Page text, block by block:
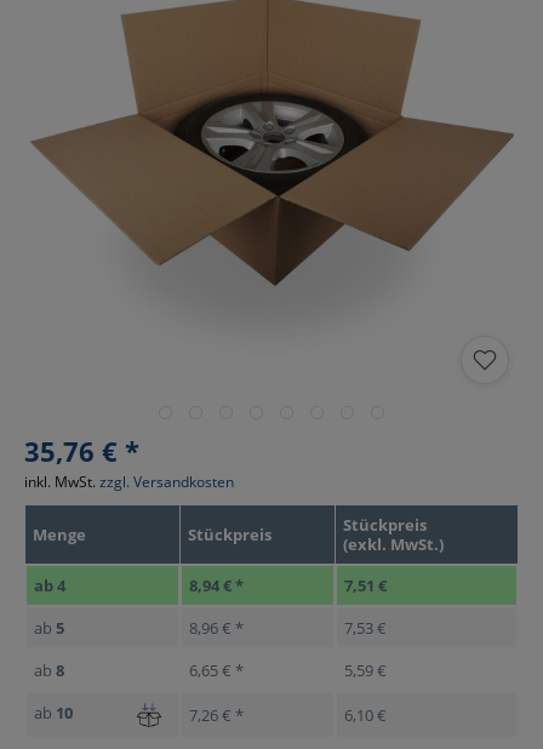
35,76 € *
Menge Stückpreis
Stückpreis
(exkl. MwSt.)
ab4 8,94 € *
7,51 €
ab 5 8,96 € *
7,53 €
ab 8 6,65 € *
5,59 €
ab 10 7,26 € * 6,10 €
inkl. MwSt. zzgl. Versandkosten